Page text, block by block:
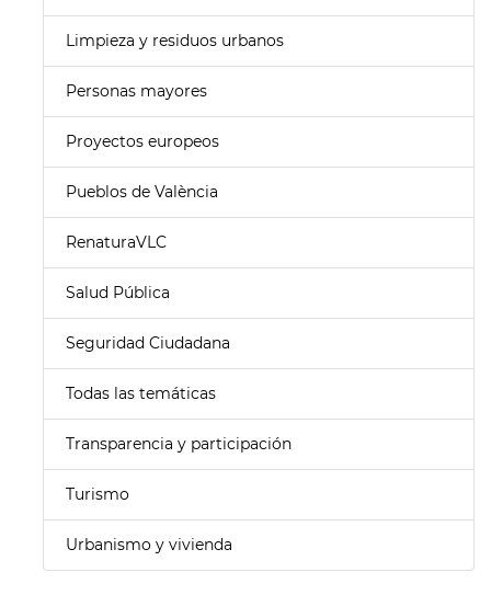
Limpieza y residuos urbanos
Personas mayores
Proyectos europeos
Pueblos de València
RenaturaVLC
Salud Pública
Seguridad Ciudadana
Todas las temáticas
Transparencia y participación
Turismo
Urbanismo y vivienda